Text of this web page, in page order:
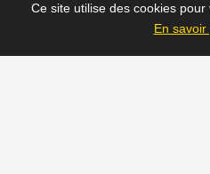
Ce site utilise des cookies
En savoir